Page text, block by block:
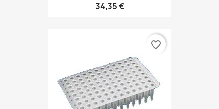
34,35 €
favorite_border